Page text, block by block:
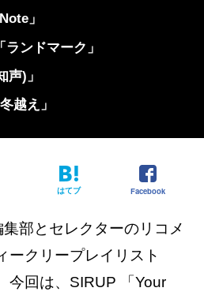
」
ンドマーク」
)」
越え」
はてブ Facebook
部とセレクターのリコメ
ークリープレイリスト
今回は、SIRUP 「Your